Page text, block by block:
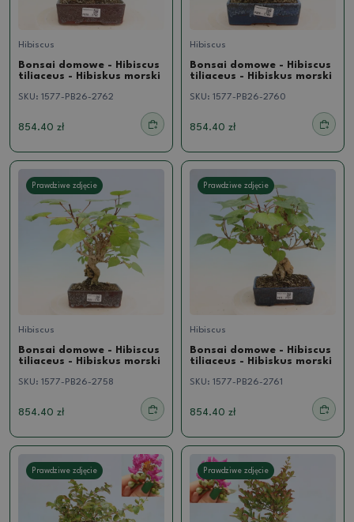
Hibiscus
Bonsai domowe - Hibiscus
tiliaceus - Hibiskus morski
SKU: 1577-PB26-2762
854.40 zł
Hibiscus
Bonsai domowe - Hibiscus
tiliaceus - Hibiskus morski
SKU: 1577-PB26-2760
854.40 zł
Prawdziwe zdjęcie
Hibiscus
Bonsai domowe - Hibiscus
tiliaceus - Hibiskus morski
SKU: 1577-PB26-2758
854.40 zł
Prawdziwe zdjęcie
Hibiscus
Bonsai domowe - Hibiscus
tiliaceus - Hibiskus morski
SKU: 1577-PB26-2761
854.40 zł
Prawdziwe zdjęcie Prawdziwe zdjęcie